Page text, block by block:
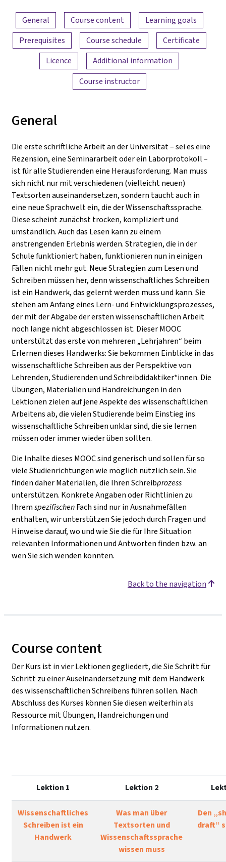
Content overview
General Course content
Learning goals
Prerequisites
Course schedule
Certificate
Licence
Additional information
Course instructor
General
Die erste schriftliche Arbeit an der Universität – sei es eine
Rezension, eine Seminararbeit oder ein Laborprotokoll –
ist für alle Studierenden eine Herausforderung. Man muss
sich nicht nur mit verschiedenen (vielleicht neuen)
Textsorten auseinandersetzen, sondern taucht auch in
eine neue Sprachwelt ein, die der Wissenschaftssprache.
Diese scheint zunächst trocken, kompliziert und
umständlich. Auch das Lesen kann zu einem
anstrengenden Erlebnis werden. Strategien, die in der
Schule funktioniert haben, funktionieren nun in einigen
Fällen nicht mehr gut. Neue Strategien zum Lesen und
Schreiben müssen her, denn wissenschaftliches Schreiben
ist ein Handwerk, das gelernt werden muss und kann. Sie
stehen am Anfang eines Lern- und Entwicklungsprozesses,
der mit der Abgabe der ersten wissenschaftlichen Arbeit
noch lange nicht abgeschlossen ist. Dieser MOOC
unterstützt das erste von mehreren „Lehrjahren“ beim
Erlernen dieses Handwerks: Sie bekommen Einblicke in das
wissenschaftliche Schreiben aus der Perspektive von
Lehrenden, Studierenden und Schreibdidaktiker*innen. Die
Übungen, Materialien und Handreichungen in den
Lektionen zielen auf jene Aspekte des wissenschaftlichen
Arbeitens ab, die vielen Studierende beim Einstieg ins
wissenschaftliche Schreiben unklar sind, die sie lernen
müssen oder immer wieder üben sollten.
Die Inhalte dieses MOOC sind generisch und sollen für so
viele Studienrichtungen wie möglich nützlich sein. Sie
finden daher Materialien, die Ihren Schreibprozess
unterstützen. Konkrete Angaben oder Richtlinien zu
IhremspezifischenFach sind nur in Ausnahmefällen
enthalten, wir unterstützen Sie jedoch durch Fragen und
Hinweise darauf, wo und wie Sie die für Ihre Situation
relevanten Informationen und Antworten finden bzw. an
wen Sie sich wenden könnten.
Back to the navigation
Course content
Der Kurs ist in vier Lektionen gegliedert, die Sie Schritt für
Schritt zu einer Auseinandersetzung mit dem Handwerk
des wissenschaftlichen Schreibens führen sollen. Nach
Abschluss des Kurses können Sie diesen weiterhin als
Ressource mit Übungen, Handreichungen und
Informationen nutzen.
Lektion 1 Lektion 2
Wissenschaftliches
Schreiben ist ein
Handwerk
Was man über
Textsorten und
Wissenschaftssprache
wissen muss
Den
draft“